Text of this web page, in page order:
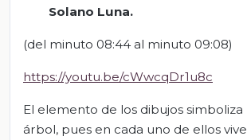
Solano Luna.
(del minuto 08:44 al minuto 09:08)
https://youtu.be/cWwcqDr1u8c
El elemento de los dibujos simboliza
árbol, pues en cada uno de ellos